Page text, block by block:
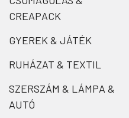
CREAPACK
GYEREK & JÁTÉK
RUHÁZAT & TEXTIL
SZERSZÁM & LÁMPA &
AUTÓ